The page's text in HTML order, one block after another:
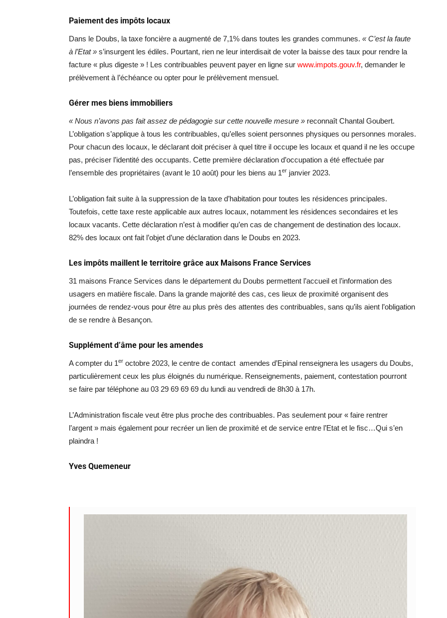
Paiement des impôts locaux
Dans le Doubs, la taxe foncière a augmenté de 7,1% dans toutes les grandes communes. « C’est la faute
à l’Etat » s’insurgent les édiles. Pourtant, rien ne leur interdisait de voter la baisse des taux pour rendre la
facture « plus digeste » ! Les contribuables peuvent payer en ligne sur www.impots.gouv.fr, demander le
prélèvement à l’échéance ou opter pour le prélèvement mensuel.
Gérer mes biens immobiliers
« Nous n’avons pas fait assez de pédagogie sur cette nouvelle mesure » reconnaît Chantal Goubert.
L’obligation s’applique à tous les contribuables, qu’elles soient personnes physiques ou personnes morales.
Pour chacun des locaux, le déclarant doit préciser à quel titre il occupe les locaux et quand il ne les occupe
pas, préciser l’identité des occupants. Cette première déclaration d’occupation a été effectuée par
l’ensemble des propriétaires (avant le 10 août) pour les biens au 1er janvier 2023.
L’obligation fait suite à la suppression de la taxe d’habitation pour toutes les résidences principales.
Toutefois, cette taxe reste applicable aux autres locaux, notamment les résidences secondaires et les
locaux vacants. Cette déclaration n’est à modifier qu’en cas de changement de destination des locaux.
82% des locaux ont fait l’objet d’une déclaration dans le Doubs en 2023.
Les impôts maillent le territoire grâce aux Maisons France Services
31 maisons France Services dans le département du Doubs permettent l’accueil et l’information des
usagers en matière fiscale. Dans la grande majorité des cas, ces lieux de proximité organisent des
journées de rendez-vous pour être au plus près des attentes des contribuables, sans qu’ils aient l’obligation
de se rendre à Besançon.
Supplément d’âme pour les amendes
A compter du 1er octobre 2023, le centre de contact amendes d’Epinal renseignera les usagers du Doubs,
particulièrement ceux les plus éloignés du numérique. Renseignements, paiement, contestation pourront
se faire par téléphone au 03 29 69 69 69 du lundi au vendredi de 8h30 à 17h.
L’Administration fiscale veut être plus proche des contribuables. Pas seulement pour « faire rentrer
l’argent » mais également pour recréer un lien de proximité et de service entre l’Etat et le fisc…Qui s’en
plaindra !
Yves Quemeneur